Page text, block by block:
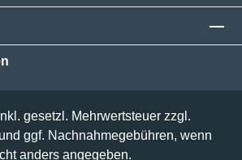
gesetzl. Mehrwertsteuer zzgl.
und ggf. Nachnahmegebühren, wenn
anders angegeben.